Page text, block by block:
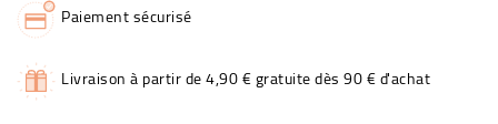
Paiement sécurisé
Livraison à partir de 4,90 € gratuite dès 90 € d'achat